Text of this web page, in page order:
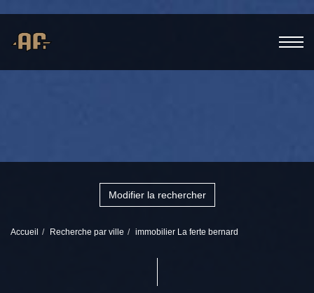
Modifier la rechercher
Accueil Recherche par ville immobilier La ferte bernard